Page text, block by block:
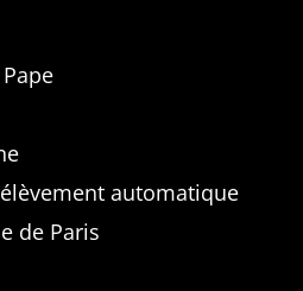
automatique
de Paris